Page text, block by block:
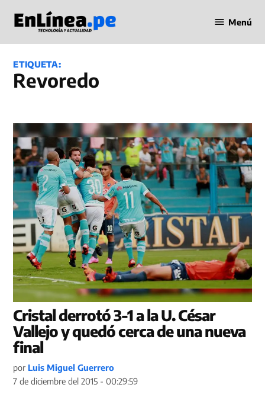
contenido
en Línea
Menú
ETIQUETA:
Revoredo
Cristal derrotó 3-1 a la U. César
Vallejo y quedó cerca de una nueva
final
por Luis Miguel Guerrero
7 de diciembre del 2015 - 00:29:59